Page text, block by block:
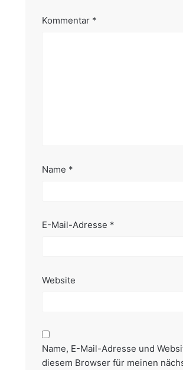
Kommentar *
Name *
E-Mail-Adresse *
Website
Name, E-Mail-Adresse und
diesem Browser für meinen